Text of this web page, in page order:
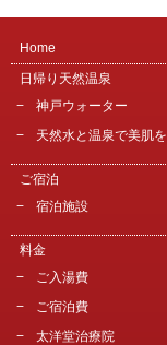
Home
日帰り天然温泉
神戸ウォーター
天然水と温泉で美肌を
ご宿泊
宿泊施設
料金
ご入湯費
ご宿泊費
太洋堂治療院